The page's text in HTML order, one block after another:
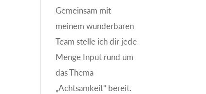
Gemeinsam mit
meinem wunderbaren
Team stelle ich dir jede
Menge Input rund um
das Thema
„Achtsamkeit“ bereit.